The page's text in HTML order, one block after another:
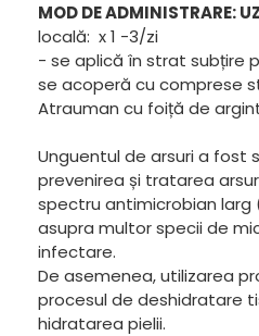
MOD DE ADMINISTRARE:
locală: x 1 -3/zi
- se aplică în strat subțire
se acoperă cu comprese
Atrauman cu foiță de
Unguentul de arsuri a fost
prevenirea și tratarea
spectru antimicrobian larg
asupra multor specii de
infectare.
De asemenea, utilizarea
procesul de deshidratare
hidratarea pielii.